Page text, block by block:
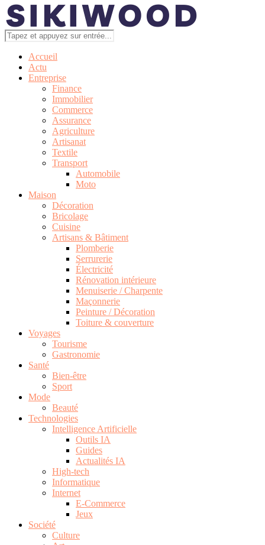
Accueil
Actu
Entreprise
Finance
Immobilier
Commerce
Assurance
Agriculture
Artisanat
Textile
Transport
Automobile
Moto
Maison
Décoration
Bricolage
Cuisine
Artisans & Bâtiment
Plomberie
Serrurerie
Électricité
Rénovation intérieure
Menuiserie / Charpente
Maçonnerie
Peinture / Décoration
Toiture & couverture
Voyages
Tourisme
Gastronomie
Santé
Bien-être
Sport
Mode
Beauté
Technologies
Intelligence Artificielle
Outils IA
Guides
Actualités IA
High-tech
Informatique
Internet
E-Commerce
Jeux
Société
Culture